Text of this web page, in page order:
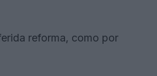
reforma, como por